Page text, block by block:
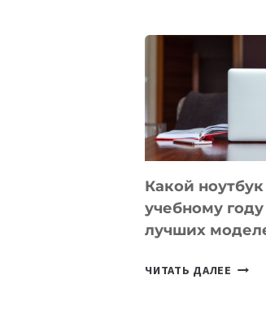
БЕЗ
КОДА
Какой
учебному году
лучших
ЧИТАТЬ ДАЛЕЕ КАКОЙ